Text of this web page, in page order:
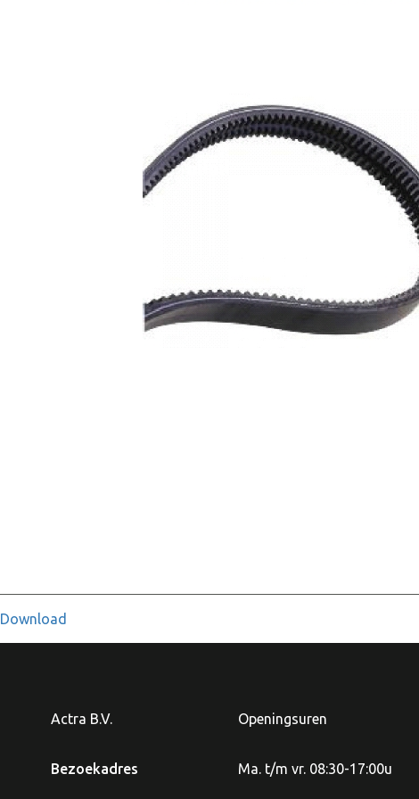
Download
Actra B.V.
Bezoekadres
Openingsuren
Ma. t/m vr. 08:30-17:00u